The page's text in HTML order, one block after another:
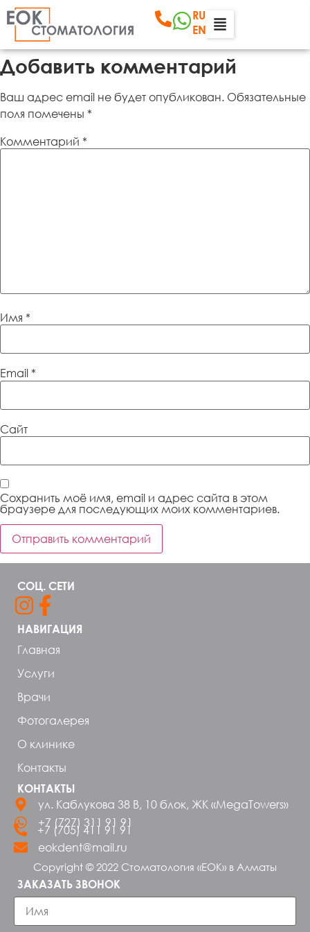
RU
EN
Добавить комментарий
Ваш адрес email не будет опубликован. Обязательные
поля помечены *
Комментарий *
Имя *
Email *
Сайт
Сохранить моё имя, email и адрес сайта в этом
браузере для последующих моих комментариев.
НАВИГАЦИЯ
Главная
Услуги
Врачи
Фотогалерея
О клинике
Контакты
КОНТАКТЫ
ул. Каблукова 38 В, 10 блок, ЖК «MegaTowers»
+7 (727) 311 91 91
+7 (705) 411 91 91
eokdent@mail.ru
Copyright © 2022 Стоматология «ЕОК» в Алматы
СОЦ. СЕТИ
ЗАКАЗАТЬ ЗВОНОК